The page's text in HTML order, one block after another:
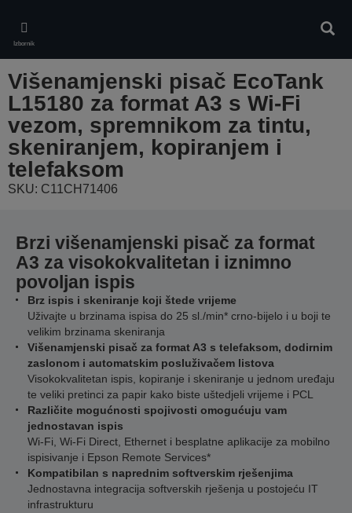
main
content
Izbornik
Višenamjenski pisač EcoTank
L15180 za format A3 s Wi-Fi
vezom, spremnikom za tintu,
skeniranjem, kopiranjem i
telefaksom
SKU: C11CH71406
Brzi višenamjenski pisač za format
A3 za visokokvalitetan i iznimno
povoljan ispis
Brz ispis i skeniranje koji štede vrijeme
Uživajte u brzinama ispisa do 25 sl./min* crno-bijelo i u boji te
velikim brzinama skeniranja
Višenamjenski pisač za format A3 s telefaksom, dodirnim
zaslonom i automatskim posluživačem listova
Visokokvalitetan ispis, kopiranje i skeniranje u jednom uređaju
te veliki pretinci za papir kako biste uštedjeli vrijeme i PCL
Različite mogućnosti spojivosti omogućuju vam
jednostavan ispis
Wi-Fi, Wi-Fi Direct, Ethernet i besplatne aplikacije za mobilno
ispisivanje i Epson Remote Services*
Kompatibilan s naprednim softverskim rješenjima
Jednostavna integracija softverskih rješenja u postojeću IT
infrastrukturu